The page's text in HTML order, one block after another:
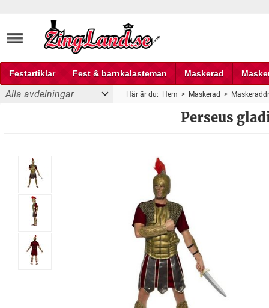
Festartiklar Fest & barnkalasteman Maskerad
Fest och partyprylar
Alla avdelningar Här är du: Hem > Maskerad >
Perseus